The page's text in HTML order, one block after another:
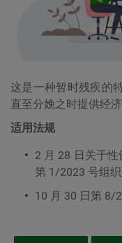
这是一种暂时残疾的
直至分娩之时提供经济
适用法规
2 月 28 日关于
第 1/2023 号组织
10 月 30 日第 8/